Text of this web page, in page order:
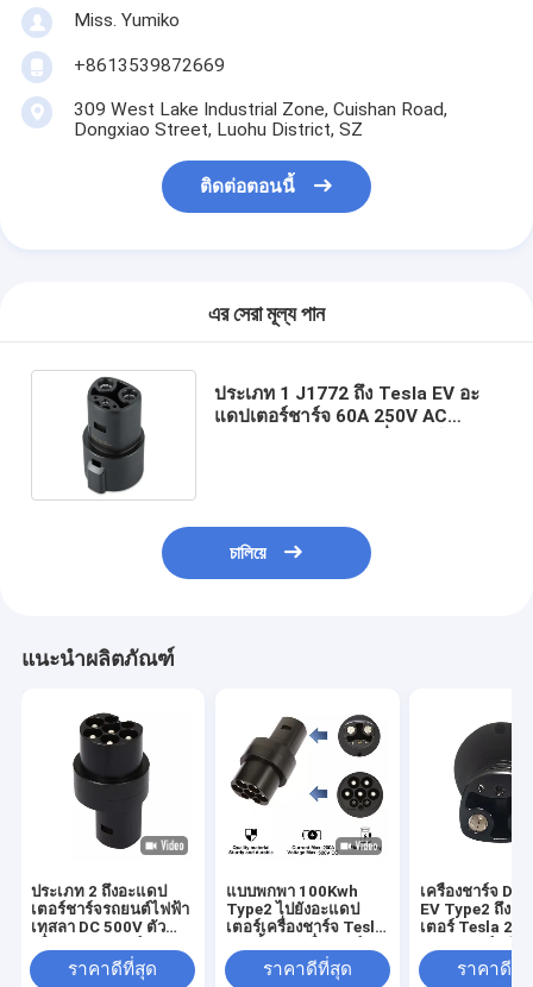
Miss. Yumiko
+8613539872669
309 West Lake Industrial Zone, Cuishan Road,
Dongxiao Street, Luohu District, SZ
ติดต่อตอนนี้
এর সেরা মূল্য পান
ประเภท 1 J1772 ถึง Tesla EV อะ
แดปเตอร์ชาร์จ 60A 250V AC
চালিয়ে
แนะนำผลิตภัณฑ์
ประเภท 2 ถึงอะแดป
เตอร์ชาร์จรถยนต์ไฟฟ้า
เทสลา DC 500V ตัว
สลา
ราคาดีที่สุด
แบบพกพา 100Kwh
Type2 ไปยังอะแดป
เตอร์เครื่องชาร์จ Tesla
รถยนต์ไฟฟ้ากระแสตรง
มาตรฐานยุโรป
ราคาดีที่สุด
เครื่องชาร์จ DC
EV Type2 ถึงอ
เตอร์ Tesla
พาหนะไฟฟ้า
ราคาดีที่